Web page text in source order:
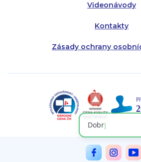
Videonávody
Kontakty
Zásady ochrany